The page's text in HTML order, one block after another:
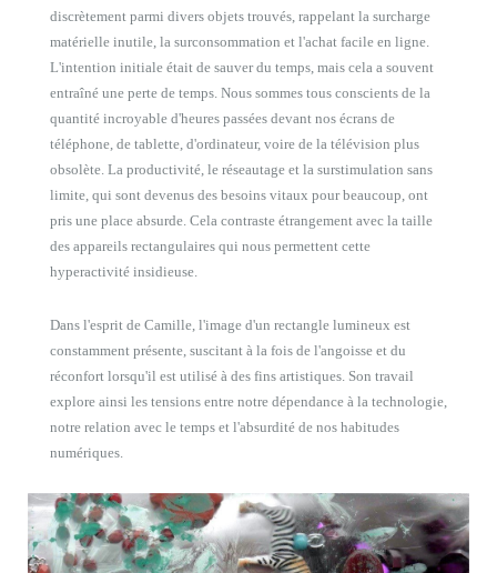
discrètement parmi divers objets trouvés, rappelant la surcharge
matérielle inutile, la surconsommation et l'achat facile en ligne.
L'intention initiale était de sauver du temps, mais cela a souvent
entraîné une perte de temps. Nous sommes tous conscients de la
quantité incroyable d'heures passées devant nos écrans de
téléphone, de tablette, d'ordinateur, voire de la télévision plus
obsolète. La productivité, le réseautage et la surstimulation sans
limite, qui sont devenus des besoins vitaux pour beaucoup, ont
pris une place absurde. Cela contraste étrangement avec la taille
des appareils rectangulaires qui nous permettent cette
hyperactivité insidieuse.
Dans l'esprit de Camille, l'image d'un rectangle lumineux est
constamment présente, suscitant à la fois de l'angoisse et du
réconfort lorsqu'il est utilisé à des fins artistiques. Son travail
explore ainsi les tensions entre notre dépendance à la technologie,
notre relation avec le temps et l'absurdité de nos habitudes
numériques.